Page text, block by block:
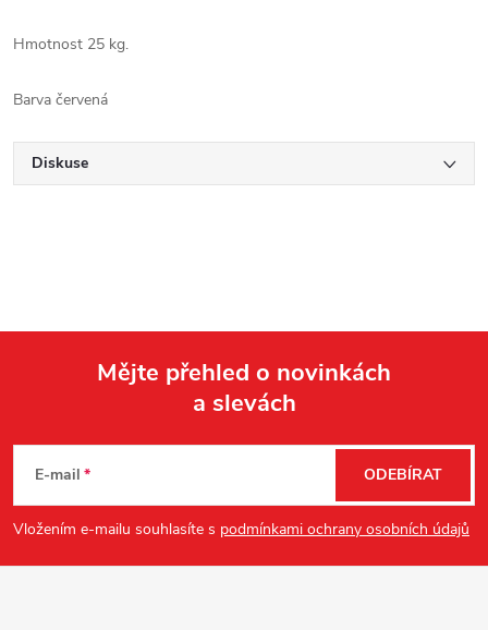
Hmotnost 25 kg.
Barva červená
Diskuse
p
a
Mějte přehled o novinkách
a slevách
E-mail
Vložením e-mailu souhlasíte s podmínkami ochrany osobních údajů
ODEBÍRAT